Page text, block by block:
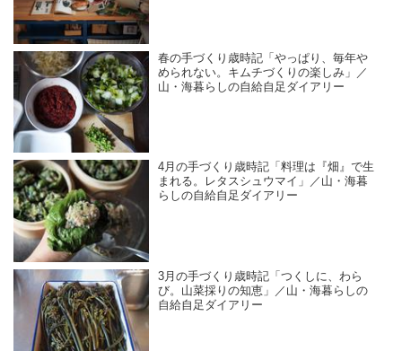
春の手づくり歳時記「やっぱり、毎年や
められない。キムチづくりの楽しみ」／
山・海暮らしの自給自足ダイアリー
4月の手づくり歳時記「料理は『畑』で生
まれる。レタスシュウマイ」／山・海暮
らしの自給自足ダイアリー
3月の手づくり歳時記「つくしに、わら
び。山菜採りの知恵」／山・海暮らしの
自給自足ダイアリー